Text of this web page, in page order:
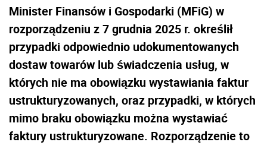
Minister Finansów i Gospodarki (MFiG) w
rozporządzeniu z 7 grudnia 2025 r. określił
przypadki odpowiednio udokumentowanych
dostaw towarów lub świadczenia usług, w
których nie ma obowiązku wystawiania faktur
ustrukturyzowanych, oraz przypadki, w których
mimo braku obowiązku można wystawiać
faktury ustrukturyzowane. Rozporządzenie to